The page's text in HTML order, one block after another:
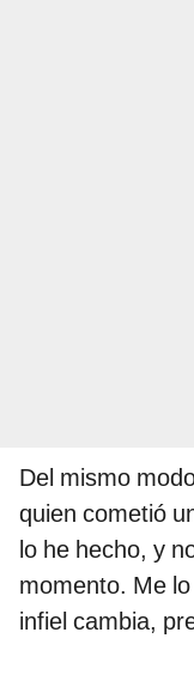
Del mismo
quien cometió
lo he hecho, y
momento. Me
infiel cambia,